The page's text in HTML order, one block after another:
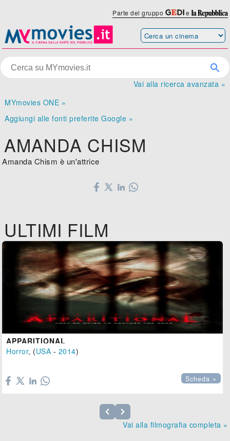
Parte del gruppo e
Vai alla ricerca avanzata »
MYmovies ONE »
Aggiungi alle fonti preferite Google »
AMANDA CHISM
Amanda Chism è un'attrice
ULTIMI FILM
APPARITIONAL
Horror, (USA - 2014)
Scheda »
Vai alla filmografia completa »